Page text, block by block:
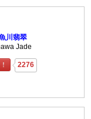
川翡翠
Jade
2276